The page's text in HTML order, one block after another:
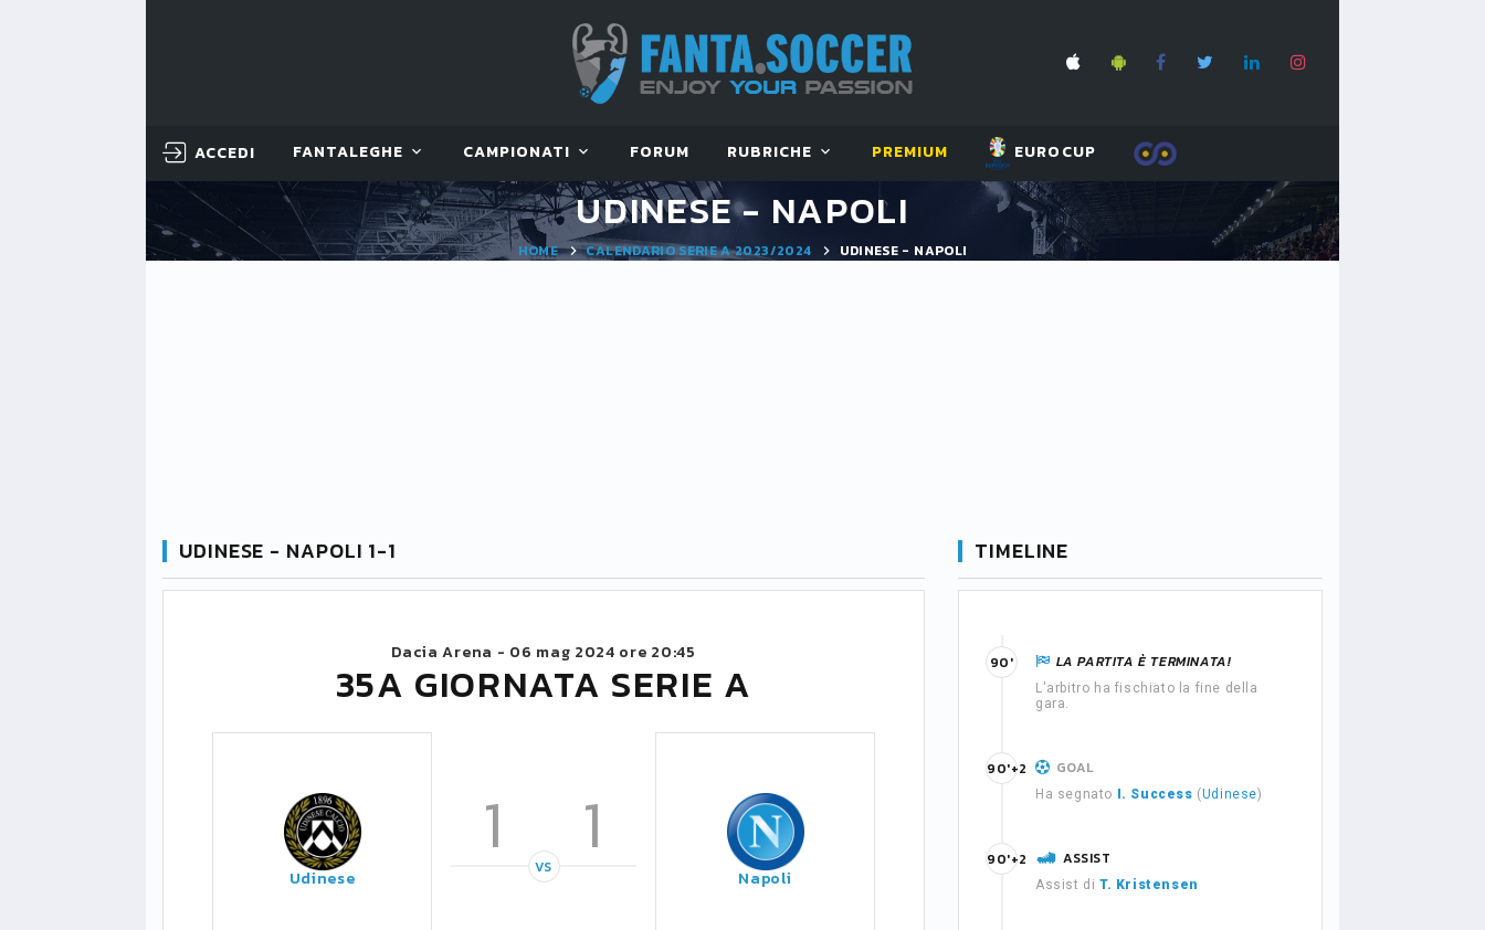
ACCEDI FANTALEGHE CAMPIONATI FORUM RUBRICHE PREMIUM EUROCUP
UDINESE - NAPOLI
HOME CALENDARIO SERIE A 2023/2024 UDINESE - NAPOLI
UDINESE - NAPOLI 1-1
Dacia Arena - 06 mag 2024 ore 20:45
35A GIORNATA SERIE A
Udinese
1 1
VS Napoli
TIMELINE
LA PARTITA È TERMINATA!
L'arbitro ha fischiato la fine della
gara.
90'
GOAL
Ha segnato I. Success (Udinese)
90'+2
ASSIST
Assist di T. Kristensen
90'+2